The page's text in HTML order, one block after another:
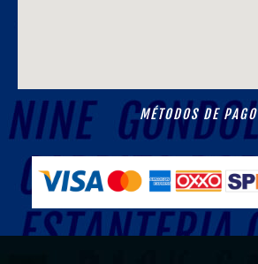
MÉTODOS DE PAGO